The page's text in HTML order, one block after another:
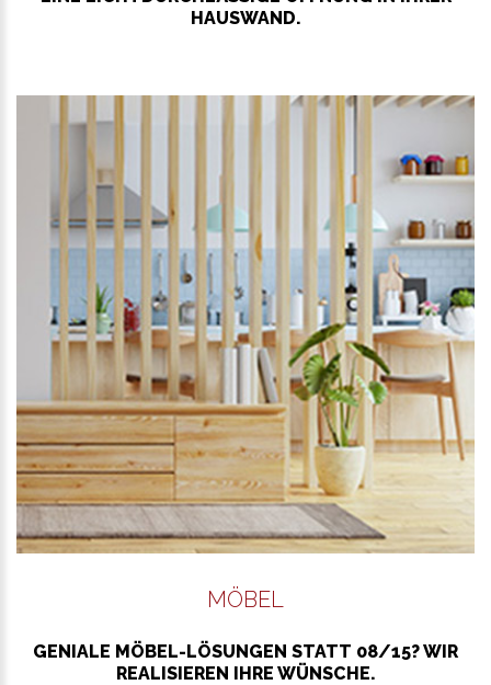
HAUSWAND.
WEITER LESEN
MÖBEL
GENIALE MÖBEL-LÖSUNGEN STATT 08/15? WIR
REALISIEREN IHRE WÜNSCHE.